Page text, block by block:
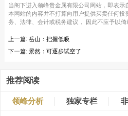
当阁下进入领峰贵金属有限公司网站，即表示
本网站的内容并不打算向用户提供买卖任何投
务、法律、会计或税务建议， 因此不应予以倚
上一篇: 岳山：把握低吸
下一篇: 景然：可逐步试空了
推荐阅读
领峰分析 独家专栏